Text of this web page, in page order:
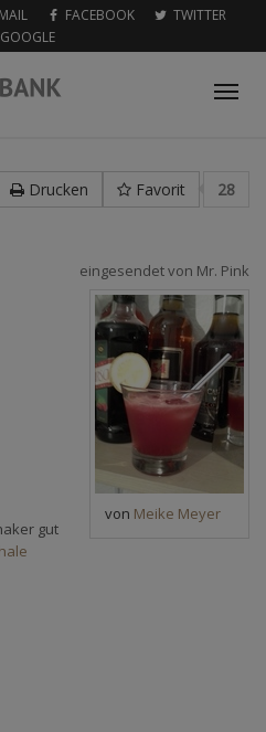
FACEBOOK
TWITTER
GOOGLE
Drucken Favorit 28
eingesendet von Mr. Pink
von Meike Meyer
gut